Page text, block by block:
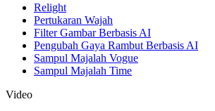
Relight
Pertukaran Wajah
Filter Gambar Berbasis AI
Pengubah Gaya Rambut Berbasis AI
Sampul Majalah Vogue
Sampul Majalah Time
Video